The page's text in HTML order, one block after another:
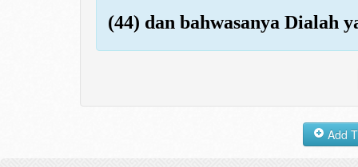
(44) dan bahwasanya Dialah